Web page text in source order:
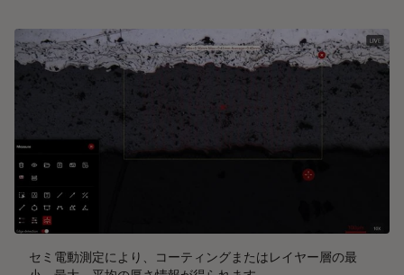
セミ電動測定により、コーティングまたはレイヤー層の最